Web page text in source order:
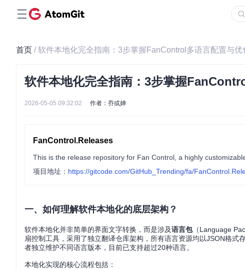
首页 / 软件本地化完全指南：3步掌握FanControl多语言配置与优
软件本地化完全指南：3步掌握
2026-05-05 09:32:02 作者：乔或婵
FanControl.Releases
This is the release repository for Fan Control, a highly
项目地址： https://gitcode.com/GitHub_Trending/fa/
一、如何理解软件本地化的底层架构？
软件本地化并非简单的界面文字转换，而是涉及语言包（Language
扇控制工具，采用了独立翻译仓库架构，所有语言资源均以JSON格
者独立维护不同语言版本，目前已支持超过20种语言。
本地化实现的核心流程包括：